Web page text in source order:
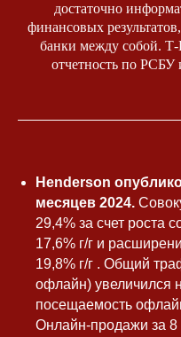
достаточно
финансовых
банки между собой.
отчетность по РСБУ
Henderson
месяцев 2024.
29,4% за счет роста
17,6% г/г и
19,8% г/г . Общий
офлайн) увеличился
посещаемость
Онлайн-продажи за 8
Политика конфиденциальности
Раскрытие информации
Публичная оферта